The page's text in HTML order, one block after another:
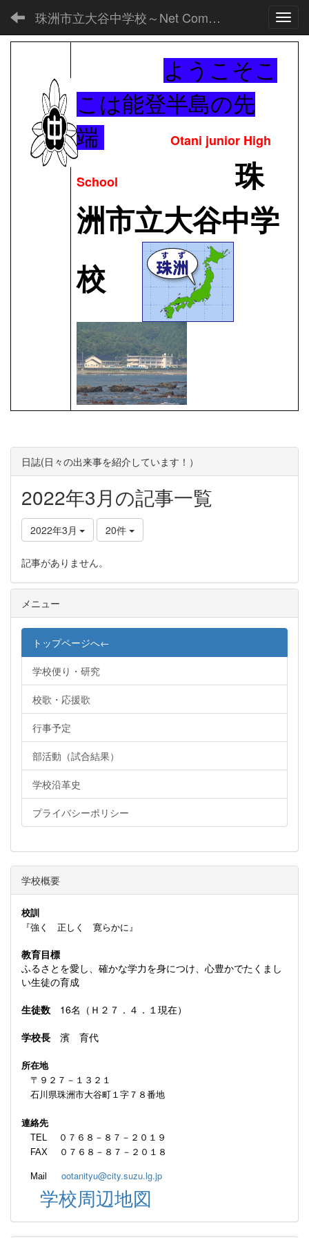
珠洲市立大谷中学校～Net Commons～
ようこそこ
こは能登半島の先
端
Otani junior High
School
珠
洲市立大谷中学
校
日誌(日々の出来事を紹介しています！）
2022年3月の記事一覧
2022年3月 20件
記事がありません。
メニュー
トップページへ←
学校便り・研究
校歌・応援歌
行事予定
部活動（試合結果）
学校沿革史
プライバシーポリシー
学校概要
校訓
『強く 正しく 寛らかに』
教育目標
ふるさとを愛し、確かな学力を身につけ、心豊かでたくまし
い生徒の育成
生徒数 16名（Ｈ２７．４．１現在）
学校長 濱 育代
所在地
〒９２７－１３２１
石川県珠洲市大谷町１字７８番地
連絡先
TEL ０７６８－８７－２０１９
FAX ０７６８－８７－２０１８
Mail ootanityu@city.suzu.lg.jp
学校周辺地図